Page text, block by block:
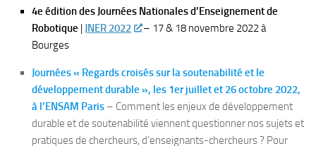
4e édition des Journées Nationales d’Enseignement de
Robotique | JNER 2022
– 17 & 18 novembre 2022 à
Bourges
Journées « Regards croisés sur la soutenabilité et le
développement durable », les 1er juillet et 26 octobre 2022,
à l’ENSAM Paris – Comment les enjeux de développement
durable et de soutenabilité viennent questionner nos sujets et
pratiques de chercheurs, d’enseignants-chercheurs ? Pour